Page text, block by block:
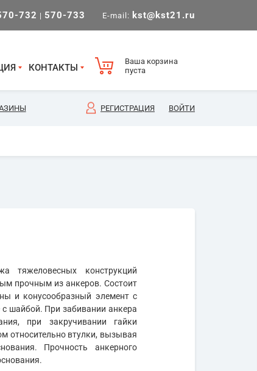
732 | 570-733 E-mail: kst@kst21.ru
КОНТАКТЫ
Ваша корзина
пуста
РЕГИСТРАЦИЯ ВОЙТИ
тяжеловесных конструкций
прочным из анкеров. Состоит
и конусообразный элемент с
с шайбой. При забивании анкера
при закручивании гайки
относительно втулки, вызывая
Прочность анкерного